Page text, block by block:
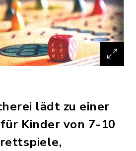
lädt zu einer
Kinder von 7-10